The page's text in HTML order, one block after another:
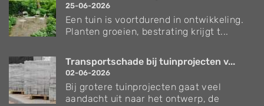
25-06-2026
Een tuin is voortdurend in ontwikkeling.
Planten groeien, bestrating krijgt t...
Transportschade bij tuinprojecten v...
02-06-2026
Bij grotere tuinprojecten gaat veel
aandacht uit naar het ontwerp, de